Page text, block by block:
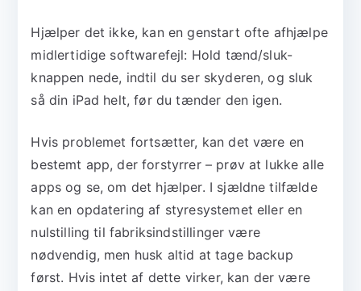
Hjælper det ikke, kan en genstart ofte afhjælpe
midlertidige softwarefejl: Hold tænd/sluk-
knappen nede, indtil du ser skyderen, og sluk
så din iPad helt, før du tænder den igen.
Hvis problemet fortsætter, kan det være en
bestemt app, der forstyrrer – prøv at lukke alle
apps og se, om det hjælper. I sjældne tilfælde
kan en opdatering af styresystemet eller en
nulstilling til fabriksindstillinger være
nødvendig, men husk altid at tage backup
først. Hvis intet af dette virker, kan der være